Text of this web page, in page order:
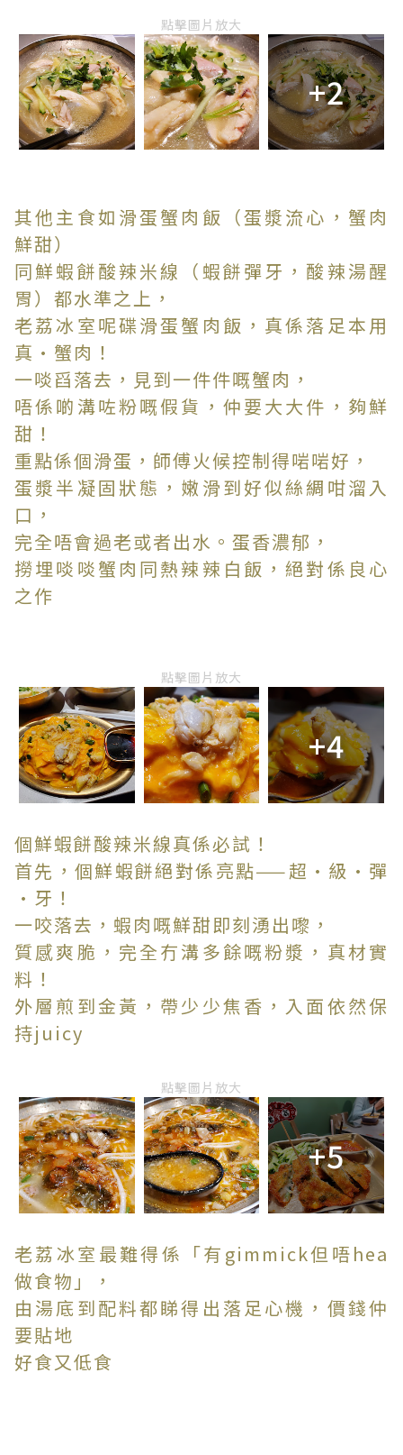
點擊圖片放大
+2
其他主食如滑蛋蟹肉飯（蛋漿流心，蟹肉
鮮甜）
同鮮蝦餅酸辣米線（蝦餅彈牙，酸辣湯醒
胃）都水準之上，
老荔冰室呢碟滑蛋蟹肉飯，真係落足本用
真·蟹肉！
一啖舀落去，見到一件件嘅蟹肉，
唔係啲溝咗粉嘅假貨，仲要大大件，夠鮮
甜！
重點係個滑蛋，師傅火候控制得啱啱好，
蛋漿半凝固狀態，嫩滑到好似絲綢咁溜入
口，
完全唔會過老或者出水。蛋香濃郁，
撈埋啖啖蟹肉同熱辣辣白飯，絕對係良心
之作
點擊圖片放大
+4
個鮮蝦餅酸辣米線真係必試！
首先，個鮮蝦餅絕對係亮點——超·級·彈
·牙！
一咬落去，蝦肉嘅鮮甜即刻湧出嚟，
質感爽脆，完全冇溝多餘嘅粉漿，真材實
料！
外層煎到金黃，帶少少焦香，入面依然保
持juicy
點擊圖片放大
+5
老荔冰室最難得係「有gimmick但唔hea
做食物」，
由湯底到配料都睇得出落足心機，價錢仲
要貼地
好食又低食